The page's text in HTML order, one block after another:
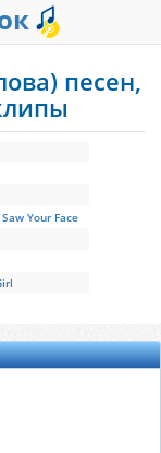
песен,
Your Face